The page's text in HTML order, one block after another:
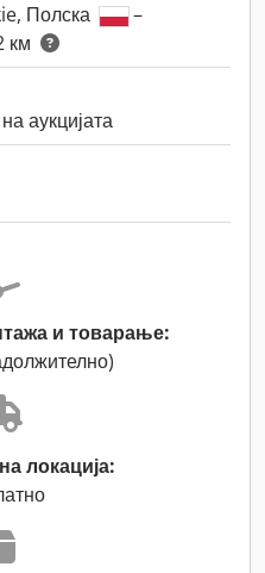
Полска
–
км
аукцијата
и товарање:
локација: